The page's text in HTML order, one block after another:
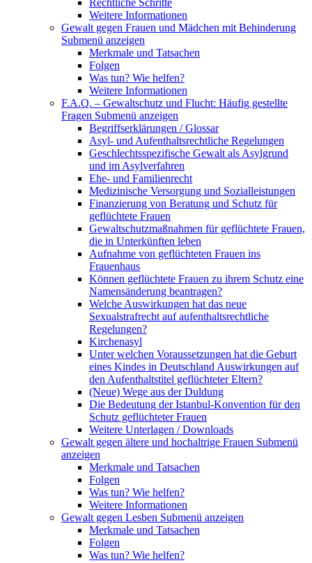
Rechtliche Schritte
Weitere Informationen
Gewalt gegen Frauen und Mädchen mit Behinderung
Submenü anzeigen
Merkmale und Tatsachen
Folgen
Was tun? Wie helfen?
Weitere Informationen
F.A.Q. – Gewaltschutz und Flucht: Häufig gestellte
Fragen Submenü anzeigen
Begriffserklärungen / Glossar
Asyl- und Aufenthaltsrechtliche Regelungen
Geschlechtsspezifische Gewalt als Asylgrund
und im Asylverfahren
Ehe- und Familienrecht
Medizinische Versorgung und Sozialleistungen
Finanzierung von Beratung und Schutz für
geflüchtete Frauen
Gewaltschutzmaßnahmen für geflüchtete Frauen,
die in Unterkünften leben
Aufnahme von geflüchteten Frauen ins
Frauenhaus
Können geflüchtete Frauen zu ihrem Schutz eine
Namensänderung beantragen?
Welche Auswirkungen hat das neue
Sexualstrafrecht auf aufenthaltsrechtliche
Regelungen?
Kirchenasyl
Unter welchen Voraussetzungen hat die Geburt
eines Kindes in Deutschland Auswirkungen auf
den Aufenthaltstitel geflüchteter Eltern?
(Neue) Wege aus der Duldung
Die Bedeutung der Istanbul-Konvention für den
Schutz geflüchteter Frauen
Weitere Unterlagen / Downloads
Gewalt gegen ältere und hochaltrige Frauen Submenü
anzeigen
Merkmale und Tatsachen
Folgen
Was tun? Wie helfen?
Weitere Informationen
Gewalt gegen Lesben Submenü anzeigen
Merkmale und Tatsachen
Folgen
Was tun? Wie helfen?